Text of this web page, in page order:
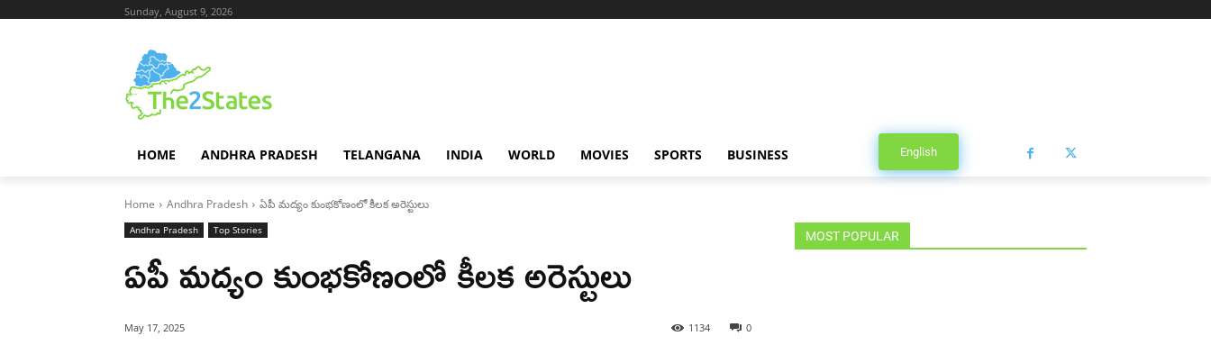
Sunday, August 9, 2026
HOME ANDHRA PRADESH TELANGANA INDIA WORLD MOVIES SPORTS BUSINESS English
Home Andhra Pradesh ఏపీ మద్యం కుంభకోణంలో కీలక అరెస్టులు
Andhra Pradesh Top Stories
ఏపీ మద్యం కుంభకోణంలో కీలక అరెస్టులు
May 17, 2025 0
1134
MOST POPULAR